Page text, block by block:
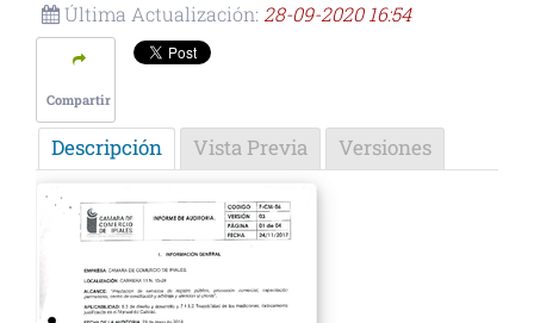
Última Actualización: 28-09-2020 16:54
Compartir
Descripción Vista Previa Versiones